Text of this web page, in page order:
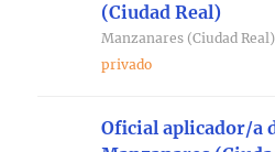
(Ciudad Real)
Manzanares (Ciudad Real)
privado
Oficial aplicador/a